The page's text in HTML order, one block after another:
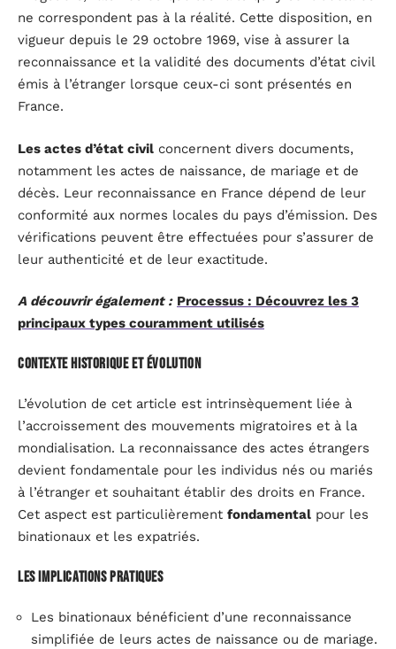
ne correspondent pas à la réalité. Cette disposition, en
vigueur depuis le 29 octobre 1969, vise à assurer la
reconnaissance et la validité des documents d’état civil
émis à l’étranger lorsque ceux-ci sont présentés en
France.
Les actes d’état civil concernent divers documents,
notamment les actes de naissance, de mariage et de
décès. Leur reconnaissance en France dépend de leur
conformité aux normes locales du pays d’émission. Des
vérifications peuvent être effectuées pour s’assurer de
leur authenticité et de leur exactitude.
A découvrir également : Processus : Découvrez les 3
principaux types couramment utilisés
Contexte historique et évolution
L’évolution de cet article est intrinsèquement liée à
l’accroissement des mouvements migratoires et à la
mondialisation. La reconnaissance des actes étrangers
devient fondamentale pour les individus nés ou mariés
à l’étranger et souhaitant établir des droits en France.
Cet aspect est particulièrement fondamental pour les
binationaux et les expatriés.
Les implications pratiques
Les binationaux bénéficient d’une reconnaissance
simplifiée de leurs actes de naissance ou de mariage.